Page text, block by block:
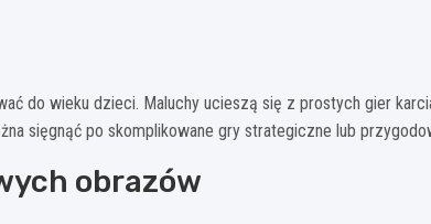
do wieku dzieci. Maluchy ucieszą się z prostych gier
sięgnąć po skomplikowane gry strategiczne lub
obrazów